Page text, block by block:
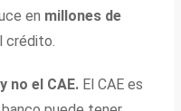
en millones de
crédito.
no el CAE. El CAE es